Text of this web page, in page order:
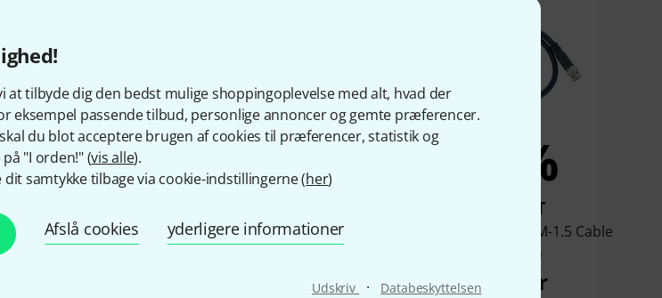
at tilbyde dig den bedst mulige shoppingoplevelse med alt, hvad der
eksempel passende tilbud, personlige annoncer og gemte præferencer.
du blot acceptere brugen af cookies til præferencer, statistik og
"I orden!" (vis alle).
samtykke tilbage via cookie-indstillingerne (her)
Afslå cookies yderligere informationer
Udskriv · Databeskyttelsen
10%
C-HM/HM/PICO/BK-3
6%
Kramer C-HM/HM/PICO/BK-6
98 kr
3%
KØBT
Kramer C-BM/BM-1.5 Cable
0.45m
57 kr